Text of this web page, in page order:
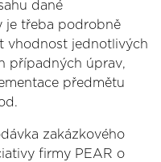
dané
je třeba podrobně
vhodnost jednotlivých
případných úprav,
předmětu
zakázkového
firmy PEAR o